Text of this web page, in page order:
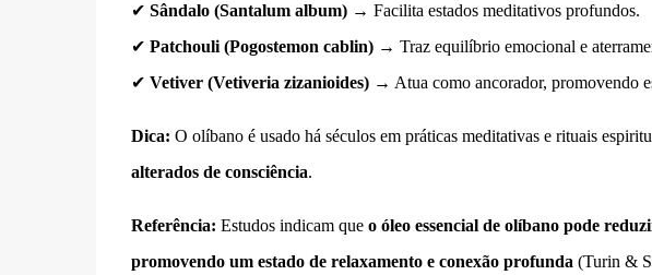
✔ Sândalo (Santalum album)→ Facilita estados meditativos profundos.
✔ Patchouli (Pogostemon cablin)→ Traz equilíbrio emocional e
✔ Vetiver (Vetiveria zizanioides)→ Atua como ancorador, promovendo
Dica: O olíbano é usado há séculos em práticas meditativas e rituais
alterados de consciência.
Referência: Estudos indicam que o óleo essencial de olíbano pode
promovendo um estado de relaxamento e conexão profunda (Turin &